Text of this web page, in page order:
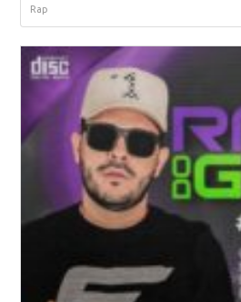
Rap